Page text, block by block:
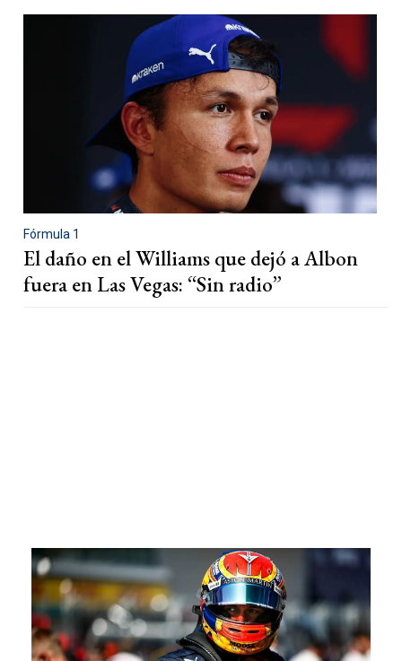
Fórmula 1
El daño en el Williams que dejó a Albon
fuera en Las Vegas: “Sin radio”